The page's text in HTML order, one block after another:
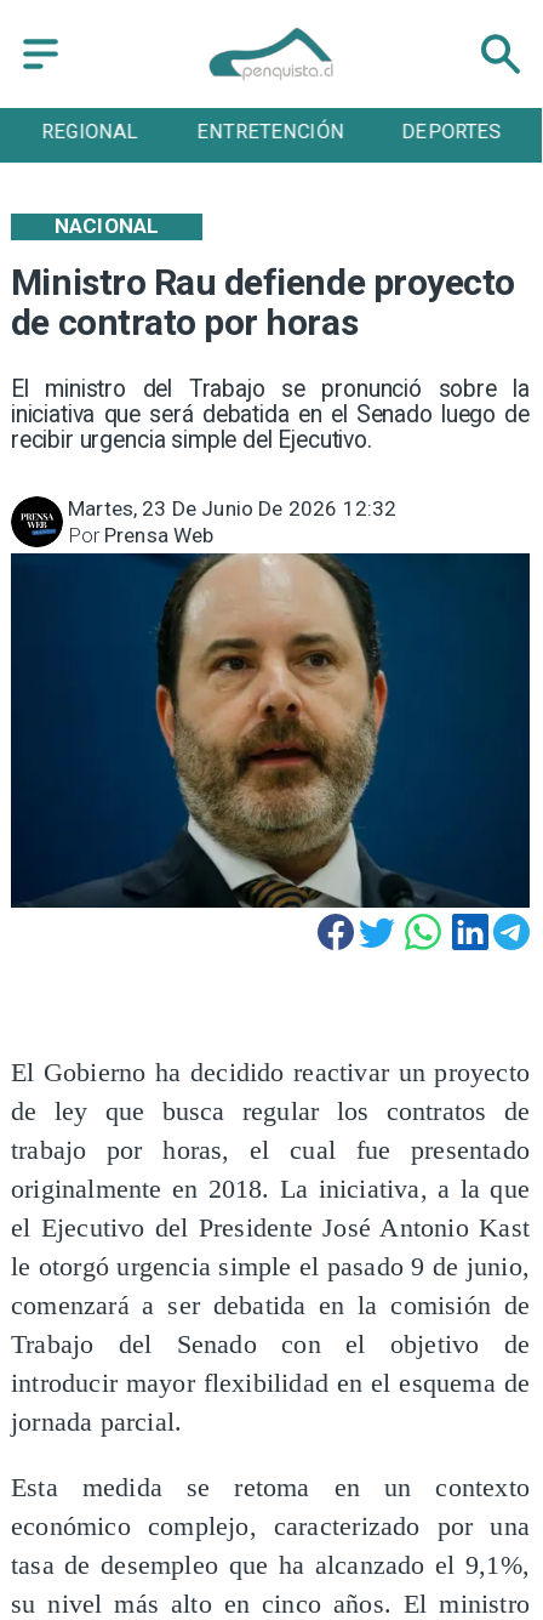
REGIONAL ENTRETENCIÓN DEPORTES
Ministro Rau defiende proyecto
de contrato por horas
El ministro del Trabajo se pronunció sobre la
iniciativa que será debatida en el Senado luego de
recibir urgencia simple del Ejecutivo.
NACIONAL
Martes, 23 De Junio De 2026 12:32
Prensa Web
Por
El Gobierno ha decidido reactivar un proyecto
de ley que busca regular los contratos de
trabajo por horas, el cual fue presentado
originalmente en 2018. La iniciativa, a la que
el Ejecutivo del Presidente José Antonio Kast
le otorgó urgencia simple el pasado 9 de junio,
comenzará a ser debatida en la comisión de
Trabajo del Senado con el objetivo de
introducir mayor flexibilidad en el esquema de
jornada parcial.
Esta medida se retoma en un contexto
económico complejo, caracterizado por una
tasa de desempleo que ha alcanzado el 9,1%,
su nivel más alto en cinco años. El ministro